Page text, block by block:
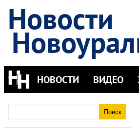
Новости
НОВОСТИ ВИДЕО